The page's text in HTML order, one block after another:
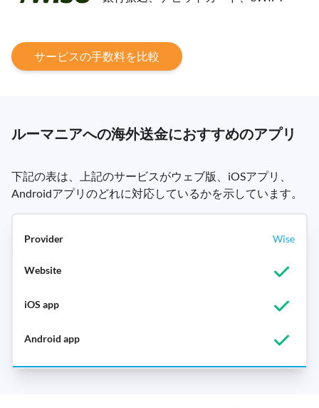
サービスの手数料を比較
ルーマニアへの海外送金におすすめのアプリ
下記の表は、上記のサービスがウェブ版、iOSアプリ、
Androidアプリのどれに対応しているかを示しています。
Wise